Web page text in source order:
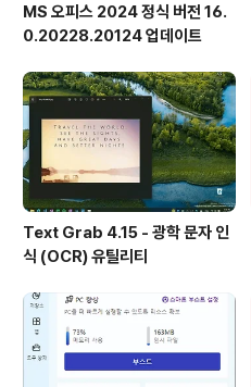
MS 오피스 2024 정식 버전 16.
0.20228.20124 업데이트
Text Grab 4.15 - 광학 문자 인
식 (OCR) 유틸리티